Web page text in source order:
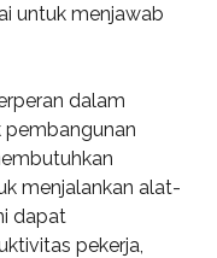
untuk menjawab
dalam
pembangunan
menjalankan alat-
dapat
pekerja,